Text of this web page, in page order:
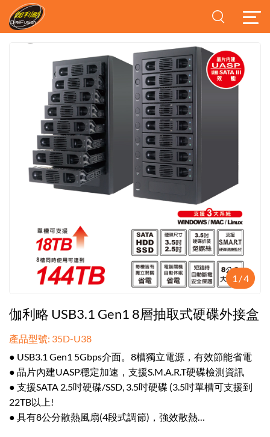
1 /4
伽利略 USB3.1 Gen1 8層抽取式硬碟外接盒
產品型號: 35D-U38
● USB3.1 Gen1 5Gbps介面。8槽獨立電源，有效節能省電
● 晶片內建UASP穩定加速，支援S.M.A.R.T硬碟檢測資訊
● 支援SATA 2.5吋硬碟/SSD, 3.5吋硬碟 (3.5吋單槽可支援到
22TB以上!
● 具有8公分散熱風扇(4段式調節)，強效散熱